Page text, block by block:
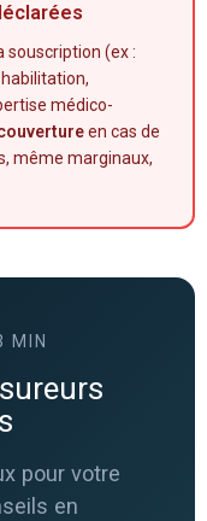
souscription (ex :
médico-
en cas de
même marginaux,
MIN
pour votre
en